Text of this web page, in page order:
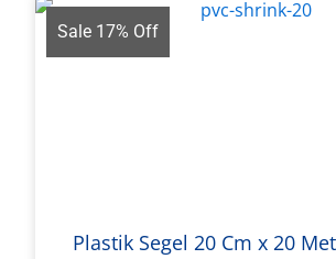
Sale 17% Off
Plastik Segel 20 Cm x 20